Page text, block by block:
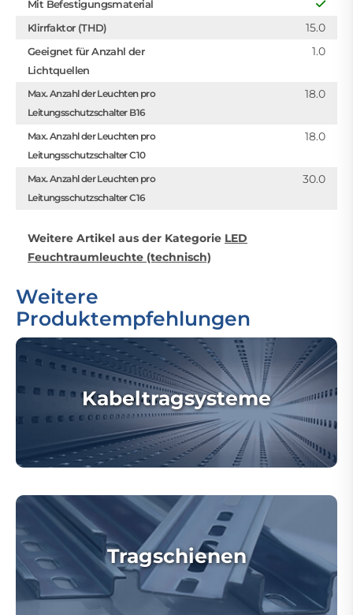
Mit Befestigungsmaterial
Klirrfaktor (THD)
15.0
Geeignet für Anzahl der
Lichtquellen
1.0
Max. Anzahl der Leuchten pro
Leitungsschutzschalter B16
18.0
Max. Anzahl der Leuchten pro
Leitungsschutzschalter C10
18.0
Max. Anzahl der Leuchten pro
Leitungsschutzschalter C16
30.0
Weitere Artikel aus der Kategorie LED
Feuchtraumleuchte (technisch)
Weitere
Produktempfehlungen
Kabeltragsysteme
Tragschienen